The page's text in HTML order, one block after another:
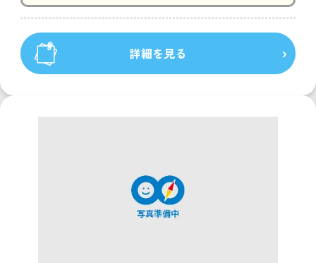
詳細を見る